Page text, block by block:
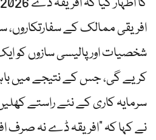
افریقی ممالک کے سفارتکاروں،
شخصیات اور پالیسی سازوں کو
کریے گی، جس کے نتیجے میں
سرمایہ کاری کے نئے راستے
نے کہا کہ “افریقہ ڈے نہ صرف